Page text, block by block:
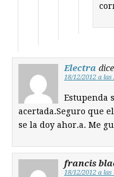
Electra
18/12/2012 a las
Estupenda
acertada.Seguro que
se la doy ahor.a. Me
francis
18/12/2012 a las